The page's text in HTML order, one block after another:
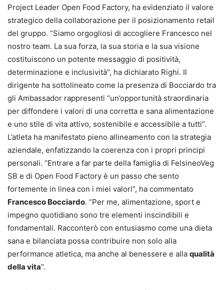
Project Leader Open Food Factory, ha evidenziato il valore
strategico della collaborazione per il posizionamento retail
del gruppo. “Siamo orgogliosi di accogliere Francesco nel
nostro team. La sua forza, la sua storia e la sua visione
costituiscono un potente messaggio di positività,
determinazione e inclusività”, ha dichiarato Righi. Il
dirigente ha sottolineato come la presenza di Bocciardo tra
gli Ambassador rappresenti “un’opportunità straordinaria
per diffondere i valori di una corretta e sana alimentazione
e uno stile di vita attivo, sostenibile e accessibile a tutti”.
L’atleta ha manifestato pieno allineamento con la strategia
aziendale, enfatizzando la coerenza con i propri principi
personali. “Entrare a far parte della famiglia di FelsineoVeg
SB e di Open Food Factory è un passo che sento
fortemente in linea con i miei valori”, ha commentato
Francesco Bocciardo. “Per me, alimentazione, sport e
impegno quotidiano sono tre elementi inscindibili e
fondamentali. Racconterò con entusiasmo come una dieta
sana e bilanciata possa contribuire non solo alla
performance atletica, ma anche al benessere e alla qualità
della vita“.